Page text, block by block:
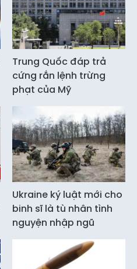
Trung Quốc đáp trả
cứng rắn lệnh trừng
phạt của Mỹ
Ukraine ký luật mới cho
binh sĩ là tù nhân tình
nguyện nhập ngũ